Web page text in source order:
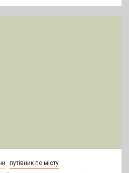
путівник по місту